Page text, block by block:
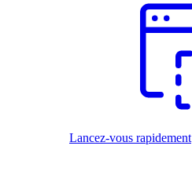
Lancez-vous rapidement